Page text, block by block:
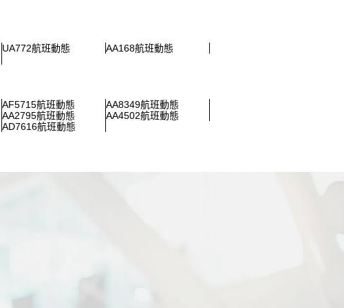
UA772航班動態
AA168航班動態
AF5715航班動態
AA8349航班動態
AA2795航班動態
AA4502航班動態
AD7616航班動態